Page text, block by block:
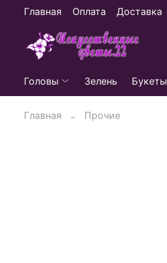
Главная Оплата Доставка
Головы Зелень Букеты
Главная Прочие